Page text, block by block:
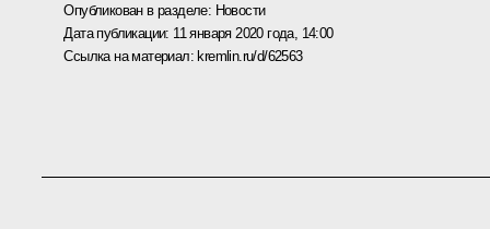
Опубликован в разделе: Новости
Дата публикации: 11 января 2020 года, 14:00
Ссылка на материал: kremlin.ru/d/62563